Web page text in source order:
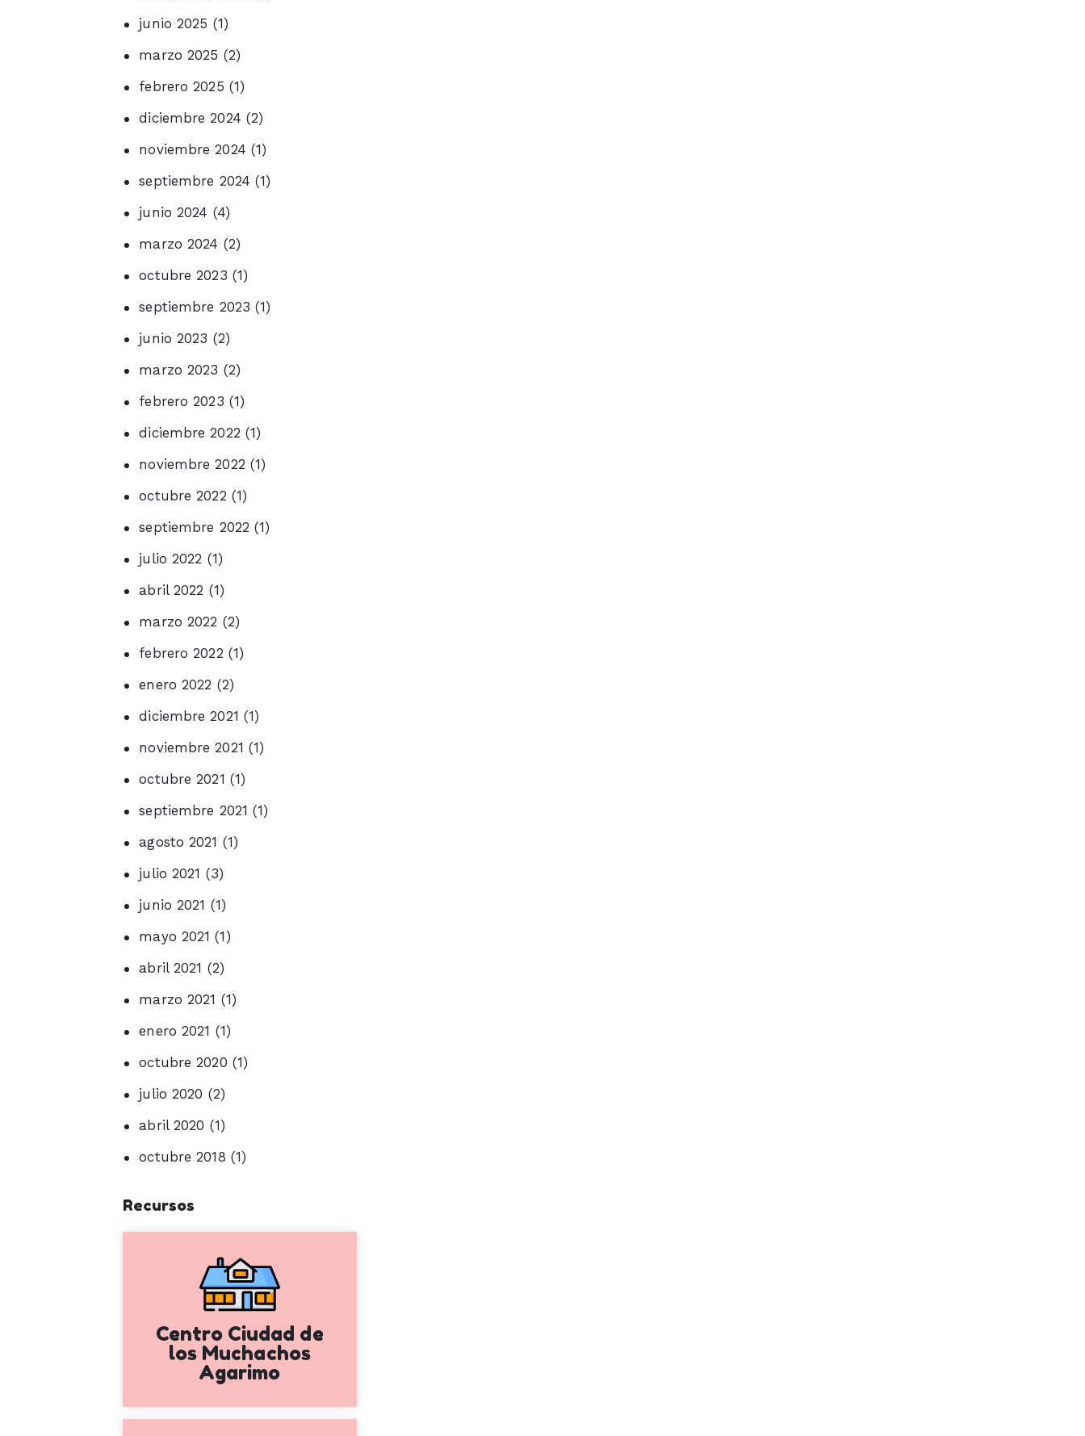
junio 2025 (1)
marzo 2025 (2)
febrero2025 (1)
diciembre2024 (2)
noviembre2024 (1)
septiembre 2024 (1)
junio 2024 (4)
marzo 2024 (2)
octubre2023 (1)
septiembre 2023 (1)
junio 2023 (2)
marzo 2023 (2)
febrero2023 (1)
diciembre2022 (1)
noviembre2022 (1)
octubre2022 (1)
septiembre 2022 (1)
julio 2022 (1)
abril 2022 (1)
marzo 2022 (2)
febrero2022 (1)
enero 2022 (2)
diciembre2021 (1)
noviembre2021 (1)
octubre2021 (1)
septiembre 2021 (1)
agosto2021 (1)
julio 2021 (3)
junio 2021 (1)
mayo 2021 (1)
abril 2021 (2)
marzo 2021 (1)
enero 2021 (1)
octubre2020 (1)
julio 2020 (2)
abril 2020 (1)
octubre2018 (1)
Recursos
Centro Ciudad de
los Muchachos
Agarimo